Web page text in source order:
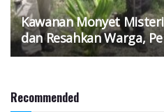
Kawanan Monyet
dan Resahkan Warga,
Recommended